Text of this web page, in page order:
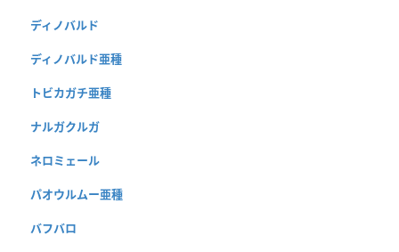
ディノバルド
ディノバルド亜種
トビカガチ亜種
ナルガクルガ
ネロミェール
パオウルムー亜種
バフバロ